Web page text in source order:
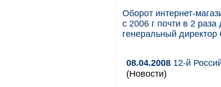
Оборот интернет-
с 2006 г почти в 2
генеральный
08.04.2008 12-й
(Новости)